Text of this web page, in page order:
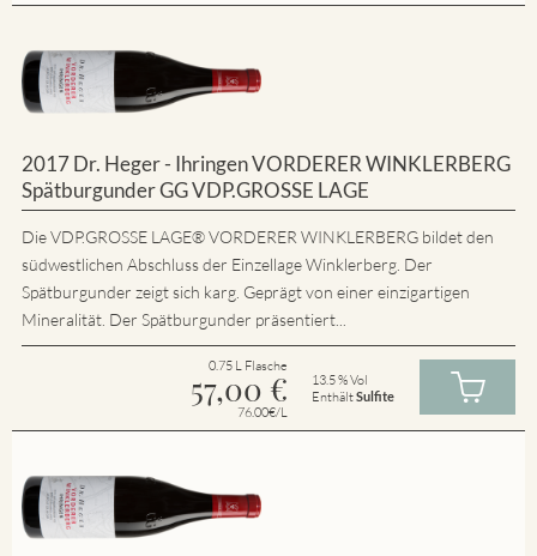
2017 Dr. Heger - Ihringen VORDERER WINKLERBERG
Spätburgunder GG VDP.GROSSE LAGE
Die VDP.GROSSE LAGE® VORDERER WINKLERBERG bildet den
südwestlichen Abschluss der Einzellage Winklerberg. Der
Spätburgunder zeigt sich karg. Geprägt von einer einzigartigen
Mineralität. Der Spätburgunder präsentiert...
0.75 L Flasche
57,00 €
76.00€/L
13.5 % Vol
EnthältSulfite